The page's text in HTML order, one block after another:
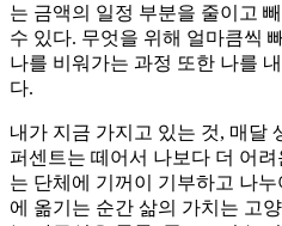
는 금액의 일정 부분을 줄이고
수 있다. 무엇을 위해 얼마큼씩
나를 비워가는 과정 또한 나를
다.
내가 지금 가지고 있는 것, 매달
퍼센트는 떼어서 나보다 더 어
는 단체에 기꺼이 기부하고 나
에 옮기는 순간 삶의 가치는 고